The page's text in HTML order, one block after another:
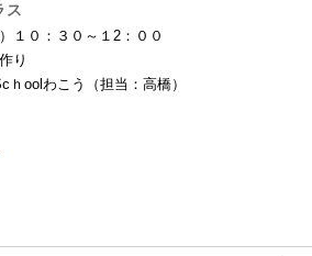
ス
１０：３０～１2：００
り
ｈoolわこう（担当：高橋）